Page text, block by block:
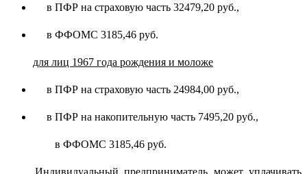
в ПФР на страховую часть 32479,20 руб.,
в ФФОМС 3185,46 руб.
для лиц 1967 года рождения и моложе
в ПФР на страховую часть 24984,00 руб.,
в ПФР на накопительную часть 7495,20 руб.,
в ФФОМС 3185,46 руб.
Индивидуальный предприниматель может уплачивать